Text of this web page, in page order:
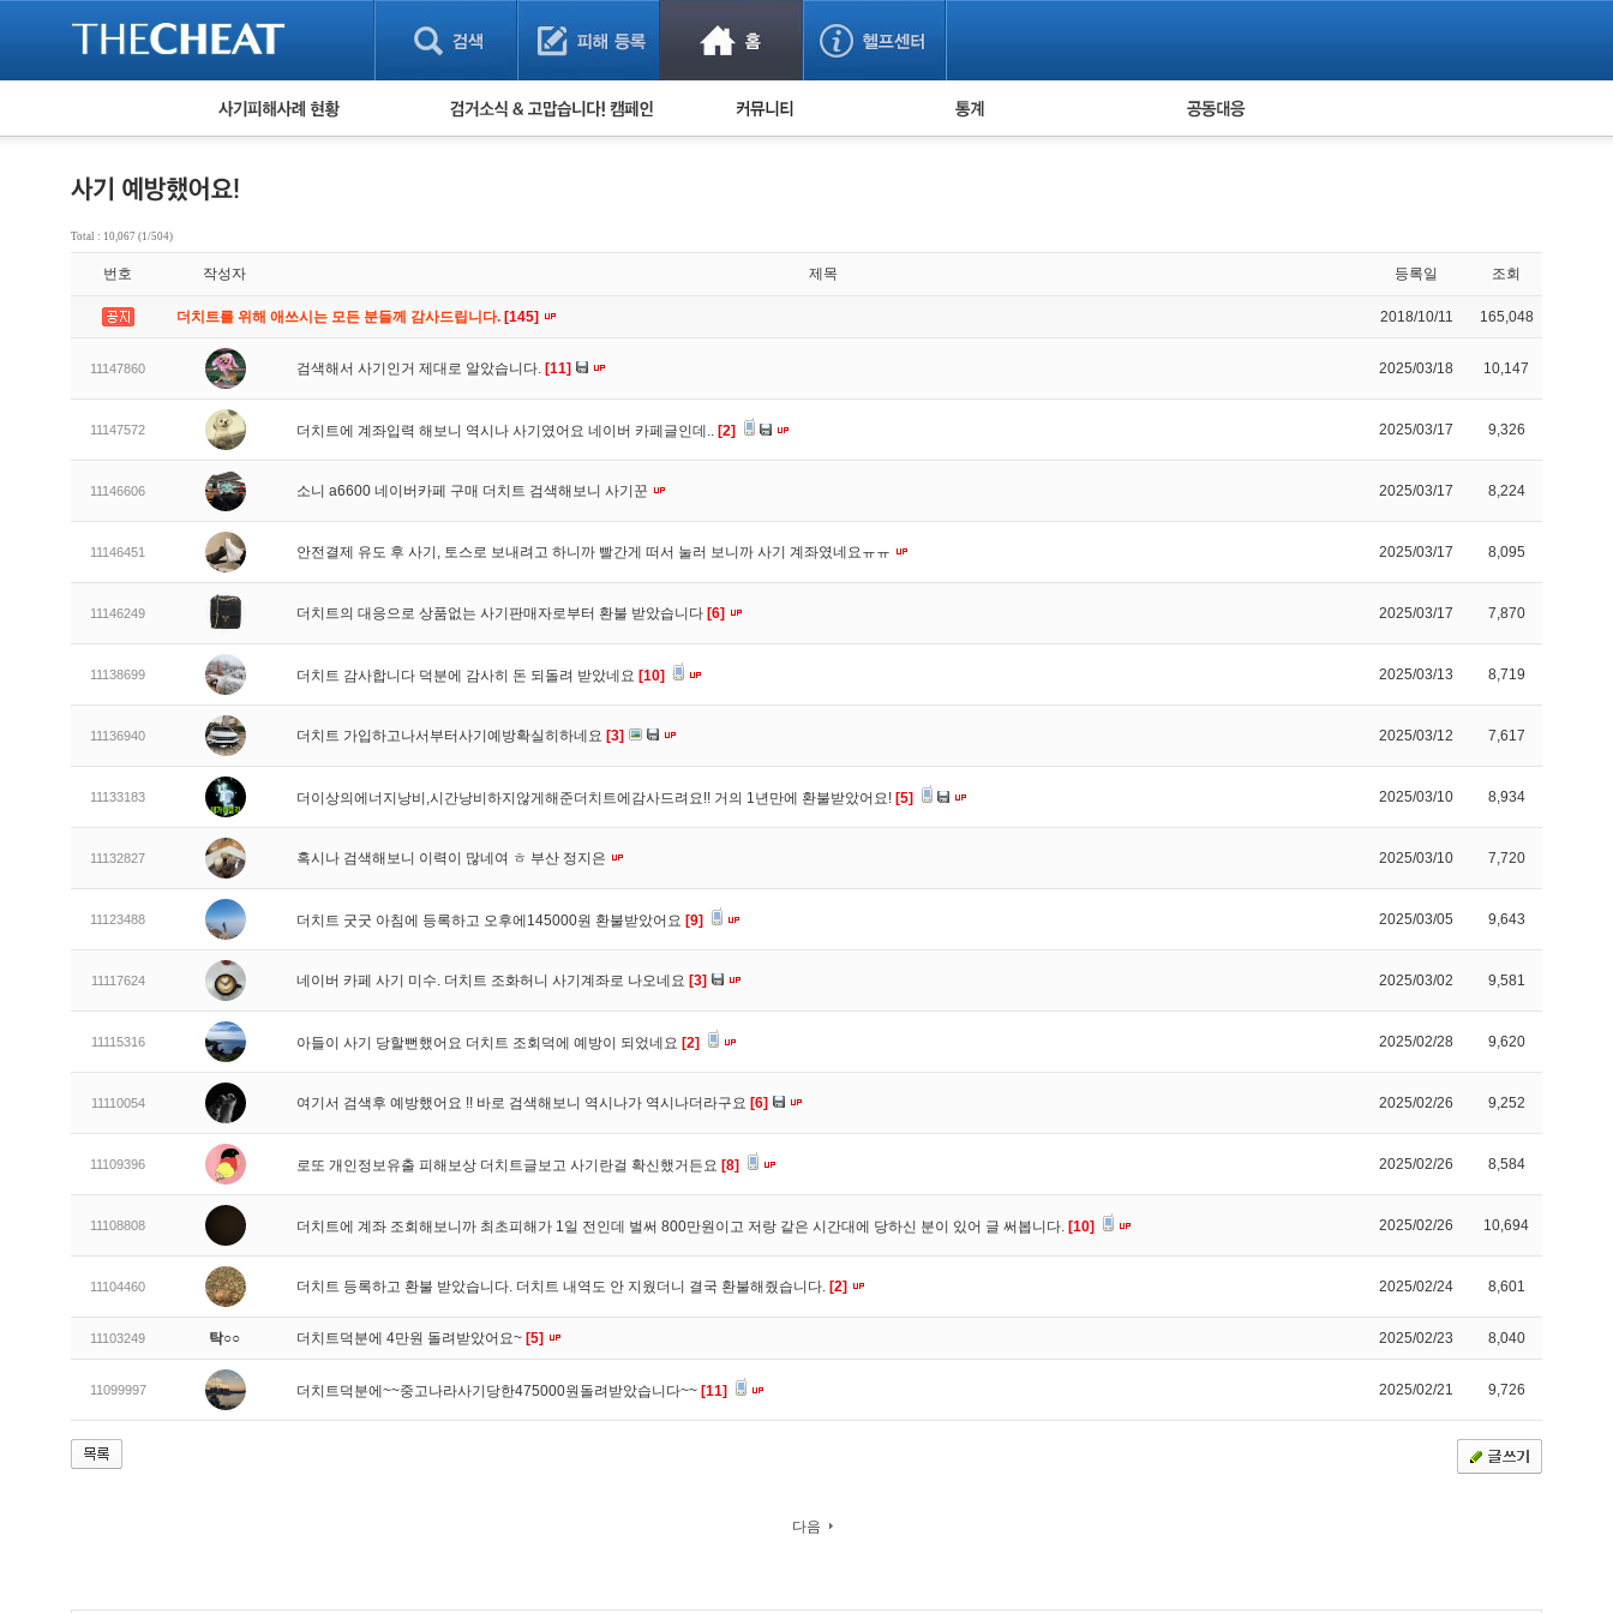
피해사례 현황
게임 · 비실물 피해사례
유해사이트 목록
비공개 피해사례
검거 소식 사기 예방했어요!
사기방지 아이디어
누적 피해사례 통계 피해자 공동대응
Total : 10,067 (1/504)
번호 작성자 제목 등록일 조회
더치트를 위해 애쓰시는 모든 분들께 감사드립니다. [145] 2018/10/11 165,048
11147860 검색해서 사기인거 제대로 알았습니다. [11] 2025/03/18 10,147
11147572 더치트에 계좌입력 해보니 역시나 사기였어요 네이버 카페글인데.. [2] 2025/03/17 9,326
11146606 소니 a6600 네이버카페 구매 더치트 검색해보니 사기꾼 2025/03/17 8,224
11146451 안전결제 유도 후 사기, 토스로 보내려고 하니까 빨간게 떠서 눌러 보니까 사기 계좌였네요ㅠㅠ 2025/03/17 8,095
11146249 더치트의 대응으로 상품없는 사기판매자로부터 환불 받았습니다 [6] 2025/03/17 7,870
11138699 더치트 감사합니다 덕분에 감사히 돈 되돌려 받았네요 [10] 2025/03/13 8,719
11136940 더치트 가입하고나서부터사기예방확실히하네요 [3] 2025/03/12 7,617
11133183 더이상의에너지낭비,시간낭비하지않게해준더치트에감사드려요!! 거의 1년만에 환불받았어요! [5] 2025/03/10 8,934
11132827 혹시나 검색해보니 이력이 많네여 ㅎ 부산 정지은 2025/03/10 7,720
11123488 더치트 굿굿 아침에 등록하고 오후에145000원 환불받았어요 [9] 2025/03/05 9,643
11117624 네이버 카페 사기 미수. 더치트 조화허니 사기계좌로 나오네요 [3] 2025/03/02 9,581
11115316 아들이 사기 당할뻔했어요 더치트 조회덕에 예방이 되었네요 [2] 2025/02/28 9,620
11110054 여기서 검색후 예방했어요 !! 바로 검색해보니 역시나가 역시나더라구요 [6] 2025/02/26 9,252
11109396 로또 개인정보유출 피해보상 더치트글보고 사기란걸 확신했거든요 [8] 2025/02/26 8,584
11108808 더치트에 계좌 조회해보니까 최초피해가 1일 전인데 벌써 800만원이고 저랑 같은 시간대에 당하신 분이 있어 글 써봅니다. [10] 2025/02/26 10,694
11104460 더치트 등록하고 환불 받았습니다. 더치트 내역도 안 지웠더니 결국 환불해줬습니다. [2] 2025/02/24 8,601
11103249 탁○○ 더치트덕분에 4만원 돌려받았어요~ [5] 2025/02/23 8,040
11099997 더치트덕분에~~중고나라사기당한475000원돌려받았습니다~~ [11] 2025/02/21 9,726
다음